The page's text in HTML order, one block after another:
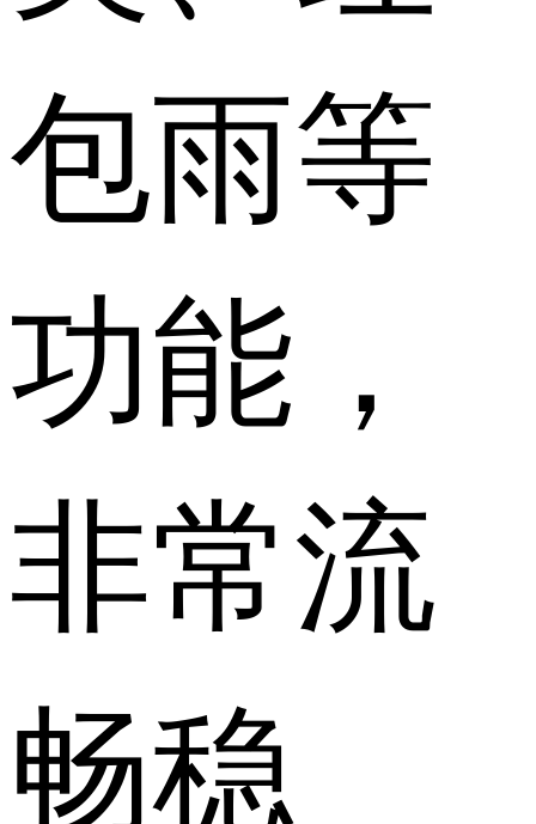
包雨等
功能，
非常流
畅稳